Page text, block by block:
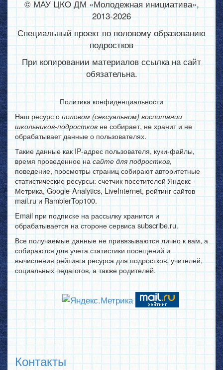
© МАУ ЦКО ДМ «Молодежная инициатива»,
2013-2026
Специальный проект по половому образованию
подростков
При копировании материалов ссылка на сайт
обязательна.
Политика конфиденциальности
Наш ресурс о половом (сексуальном) воспитании
школьников-подростков не собирает, не хранит и не
обрабатывает данные о пользователях.
Такие данные как IP-адрес пользователя, куки-файлы,
время проведенное насайте для подростков,
поведение, просмотры страниц собирают авторитетные
статистические ресурсы: счетчик посетителей Яндекс-
Метрика, Google-Analytics, LiveInternet, рейтинг сайтов
mail.ru и RamblerTop100.
Email при подписке на рассылку хранится и
обрабатывается на стороне сервиса subscribe.ru.
Все получаемые данные не привязываются лично к вам, а
собираются для учета статистики посещений и
вычисления рейтинга ресурса для подростков, учителей,
социальных педагогов, а также родителей.
Контакты